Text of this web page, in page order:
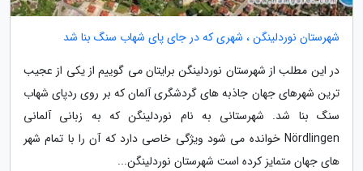
شهرستان نوردلینگن ، شهری که در جای پای شهاب سنگ بنا شد
در این مطلب از شهرستان نوردلینگن برایتان می گوییم از یکی از عجیب
ترین شهرهای جهان جاذبه های گردشگری آلمان که بر روی ردپای شهاب
سنگ بنا شد. شهرستانی به نام نوردلینگن که به زبانی آلمانی
Nördlingen خوانده می شود ویژگی خاصی دارد که آن را با تمام شهر
های جهان متمایز کرده است شهرستان نوردلینگن...